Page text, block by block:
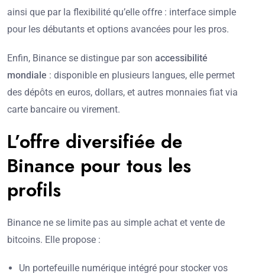
ainsi que par la flexibilité qu’elle offre : interface simple
pour les débutants et options avancées pour les pros.
Enfin, Binance se distingue par son accessibilité
mondiale : disponible en plusieurs langues, elle permet
des dépôts en euros, dollars, et autres monnaies fiat via
carte bancaire ou virement.
L’offre diversifiée de
Binance pour tous les
profils
Binance ne se limite pas au simple achat et vente de
bitcoins. Elle propose :
Un portefeuille numérique intégré pour stocker vos